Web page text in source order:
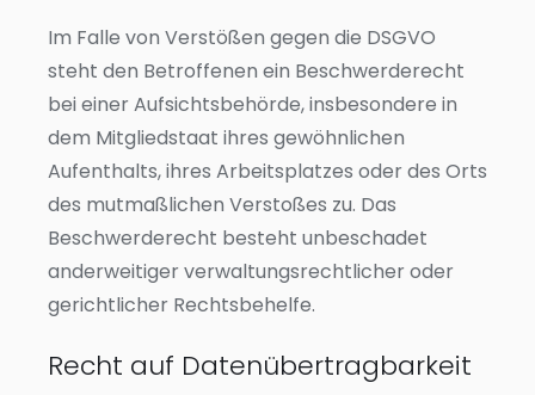
Im Falle von Verstößen gegen die DSGVO
steht den Betroffenen ein Beschwerderecht
bei einer Aufsichtsbehörde, insbesondere in
dem Mitgliedstaat ihres gewöhnlichen
Aufenthalts, ihres Arbeitsplatzes oder des Orts
des mutmaßlichen Verstoßes zu. Das
Beschwerderecht besteht unbeschadet
anderweitiger verwaltungsrechtlicher oder
gerichtlicher Rechtsbehelfe.
Recht auf Daten­übertrag­barkeit